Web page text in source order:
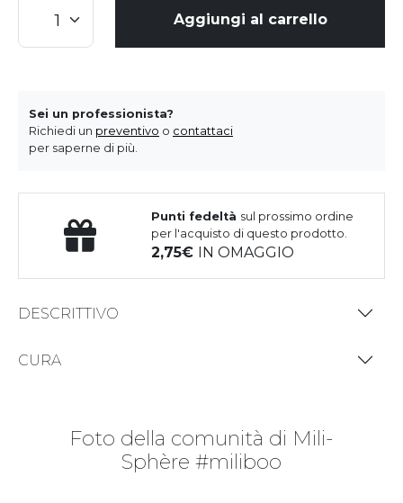
Aggiungi al carrello
Sei un professionista?
Richiedi un preventivo o contattaci
per saperne di più.
Punti fedeltà sul prossimo ordine
per l'acquisto di questo prodotto.
2,75 IN OMAGGIO
DESCRITTIVO
CURA
Foto della comunità di Mili-
Sphère #miliboo